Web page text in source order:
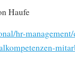
Haufe
hr-